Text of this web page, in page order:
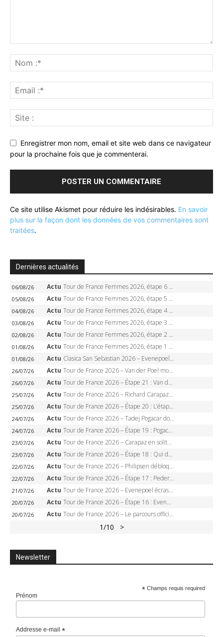
Enregistrer mon nom, email et site web dans ce navigateur
pour la prochaine fois que je commenterai.
Ce site utilise Akismet pour réduire les indésirables. En savoir
plus sur la façon dont les données de vos commentaires sont
traitées.
Dernières actualités
06/08/26 Actu Tour de France Femmes 2026, étape 6 – Kim Le Court-Pienaar gagne à Tournon, Reusser en jaune
05/08/26 Actu Tour de France Femmes 2026, étape 5 – Demi Vollering gagne à Belleville, Reusser en jaune, Ferrand-Prévot coule
04/08/26 Actu Tour de France Femmes 2026, étape 4 – Marlen Reusser écrase le chrono, Ferrand-Prévot en crise
03/08/26 Actu Tour de France Femmes 2026, étape 3 – Sigrid Haugset en solitaire, 88 km d’échappée, maillot jaune
02/08/26 Actu Tour de France Femmes 2026, étape 2 – Lorena Wiebes doublé à Genève, Markus héroïque, 7e record
01/08/26 Actu Tour de France Femmes 2026, étape 1 – Lorena Wiebes intouchable à Lausanne, premier maillot jaune
01/08/26 Actu Clasica San Sebastian 2026 – Evenepoel recordman, 4e victoire, Carapaz battu au sprint
26/07/26 Actu Tour de France 2026 – Van der Poel monumental à Paris, Pogacar égale le record des cinq sacres
26/07/26 Actu Tour de France 2026 – Étape 21 : Van der Poel, Pogacar, qui succédera à Wout van Aert sur les Champs-Elysées ?
25/07/26 Actu Tour de France 2026 – Richard Carapaz roi des Alpes, doublé et maillot à pois, Seixas perd le podium
25/07/26 Actu Tour de France 2026 – Étape 20 : L’étape reine, Galibier, Sarenne, Alpe d’Huez, qui succédera à Pogacar ?
24/07/26 Actu Tour de France 2026 – Tadej Pogacar dompte l’Alpe d’Huez, 5e victoire, record de Pantani pulvérisé
24/07/26 Actu Tour de France 2026 – Étape 19 : Pogacar peut-il enfin dompter l’Alpe d’Huez ?
23/07/26 Actu Tour de France 2026 – Carapaz en solitaire à Orcières-Merlette, Paret-Peintre à un point du maillot à pois
23/07/26 Actu Tour de France 2026 – Étape 18 : Qui domptera Orcières-Merlette, première marche vers l’Alpe d’Huez ?
22/07/26 Actu Tour de France 2026 – Philipsen débloque son compteur à Voiron, Pedersen en danger pour le maillot vert
22/07/26 Actu Tour de France 2026 – Étape 17 : Pedersen peut-il verrouiller le maillot vert à Voiron ?
21/07/26 Actu Tour de France 2026 – Evenepoel écrase le chrono d’Évian, Seixas 4e, Lipowitz abandonne
20/07/26 Actu Tour de France 2026 – Étape 16 : Evenepoel, Pogacar, Ganna… qui domptera le chrono d’Évian pour redessiner le podium ?
20/07/26 Actu Tour de France 2026 – Le parcours officiel complet : 21 étapes, profils, carte et dates
1/10 >
Newsletter
* Champs requis required
Prénom
Addresse e-mail*